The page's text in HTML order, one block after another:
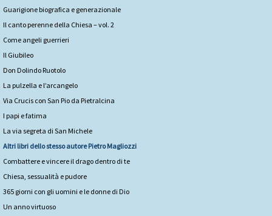
Guarigione biografica e generazionale
Il canto perenne della Chiesa – vol. 2
Come angeli guerrieri
Il Giubileo
Don Dolindo Ruotolo
La pulzella e l’arcangelo
Via Crucis con San Pio da Pietralcina
I papi e fatima
La via segreta di San Michele
Altri libri dello stesso autorePietro Magliozzi
Combattere e vincere il drago dentro di te
Chiesa, sessualità e pudore
365 giorni con gli uomini e le donne di Dio
Un anno virtuoso